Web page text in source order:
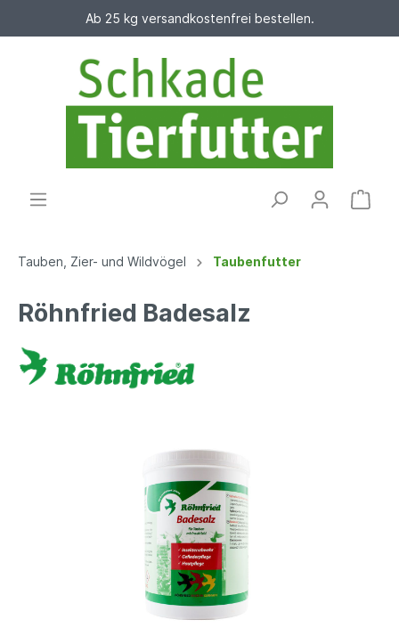
Ab 25 kg versandkostenfrei bestellen.
Tauben, Zier- und Wildvögel Taubenfutter
Röhnfried Badesalz